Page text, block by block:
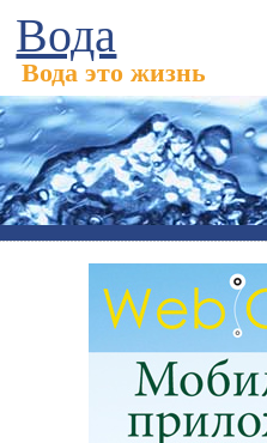
Вода
Вода это жизнь